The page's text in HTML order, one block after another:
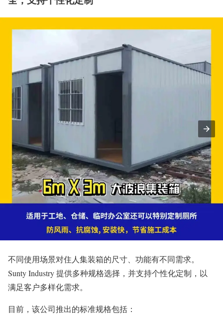
不同使用场景对住人集装箱的尺寸、功能有不同需求。
Sunty Industry 提供多种规格选择，并支持个性化定制，以
满足客户多样化需求。
目前，该公司推出的标准规格包括：